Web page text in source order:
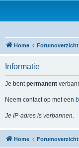
Home Forumoverzicht
Informatie
Je bentpermanent
Neem contact op met een
Je IP-adres is verbannen.
Home Forumoverzicht